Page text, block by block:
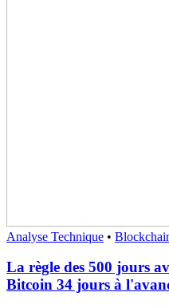
Analyse Technique •
La règle des 500 jours
Bitcoin 34 jours à